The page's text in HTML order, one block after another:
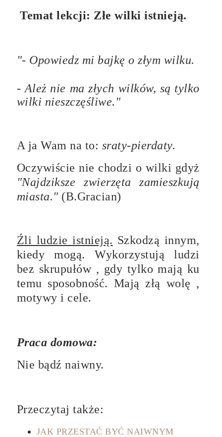
Temat lekcji: Złe wilki istnieją.
"- Opowiedz mi bajkę o złym wilku.
- Ależ nie ma złych wilków, są tylko
wilki nieszczęśliwe."
A ja Wam na to: sraty-pierdaty.
Oczywiście nie chodzi o wilki gdyż
"Najdziksze zwierzęta zamieszkują
miasta." (B.Gracian)
Źli ludzie istnieją. Szkodzą innym,
kiedy mogą. Wykorzystują ludzi
bez skrupułów , gdy tylko mają ku
temu sposobność. Mają złą wolę ,
motywy i cele.
Praca domowa:
Nie bądź naiwny.
Przeczytaj także:
JAK PRZESTAĆ BYĆ NAIWNYM